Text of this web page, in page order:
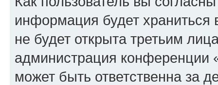
информация будет
не будет открыта третьим
администрация конференции
может быть ответственна за